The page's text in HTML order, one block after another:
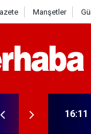
Manşetler
15:45